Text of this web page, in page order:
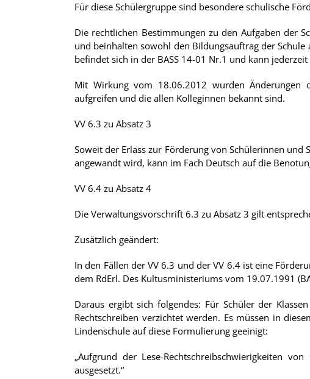
Für diese Schülergruppe sind besondere schulische
Die rechtlichen Bestimmungen zu den Aufgaben der
und beinhalten sowohl den Bildungsauftrag der
befindet sich in der BASS 14-01 Nr.1 und kann
Mit Wirkung vom 18.06.2012 wurden Änderungen
aufgreifen und die allen Kolleginnen bekannt sind.
VV 6.3 zu Absatz 3
Soweit der Erlass zur Förderung von Schülerinnen und
angewandt wird, kann im Fach Deutsch auf die
VV 6.4 zu Absatz 4
Die Verwaltungsvorschrift 6.3 zu Absatz 3 gilt
Zusätzlich geändert:
In den Fällen der VV 6.3 und der VV 6.4 ist eine
dem RdErl. Des Kultusministeriums vom 19.07.1991
Daraus ergibt sich folgendes: Für Schüler der
Rechtschreiben verzichtet werden. Es müssen in
Lindenschule auf diese Formulierung geeinigt:
„Aufgrund der Lese-Rechtschreibschwierigkeiten
ausgesetzt.“